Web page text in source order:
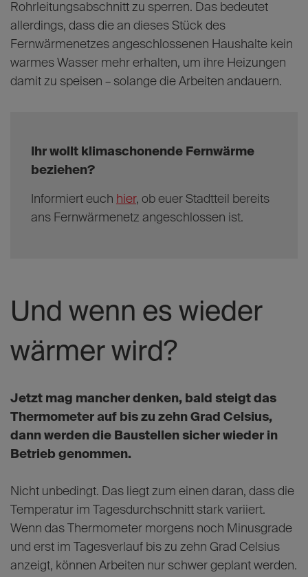
Rohrleitungsabschnitt zu sperren. Das bedeutet
allerdings, dass die an dieses Stück des
Fernwärmenetzes angeschlossenen Haushalte kein
warmes Wasser mehr erhalten, um ihre Heizungen
damit zu speisen – solange die Arbeiten andauern.
Ihr wollt klimaschonende Fernwärme
beziehen?
Informiert euch hier, ob euer Stadtteil bereits
ans Fernwärmenetz angeschlossen ist.
Und wenn es wieder
wärmer wird?
Jetzt mag mancher denken, bald steigt das
Thermometer auf bis zu zehn Grad Celsius,
dann werden die Baustellen sicher wieder in
Betrieb genommen.
Nicht unbedingt. Das liegt zum einen daran, dass die
Temperatur im Tagesdurchschnitt stark variiert.
Wenn das Thermometer morgens noch Minusgrade
und erst im Tagesverlauf bis zu zehn Grad Celsius
anzeigt, können Arbeiten nur schwer geplant werden.